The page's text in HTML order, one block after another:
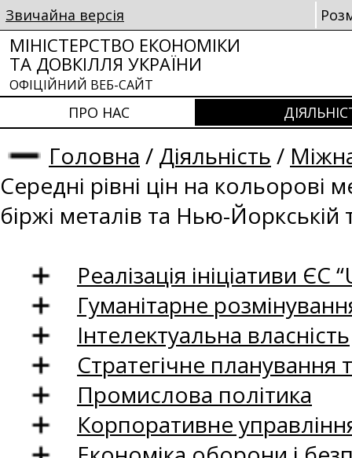
Звичайна версія
МІНІСТЕРСТВО ЕКОНОМІКИ
ТА ДОВКІЛЛЯ УКРАЇНИ
ОФІЦІЙНИЙ ВЕБ-САЙТ
ПРО НАС
Головна / Діяльність /
Середні рівні цін на кольорові
біржі металів та Нью-Йоркській
Реалізація ініціативи ЄС
Гуманітарне
Інтелектуальна власність
Стратегічне
Промислова політика
Корпоративне